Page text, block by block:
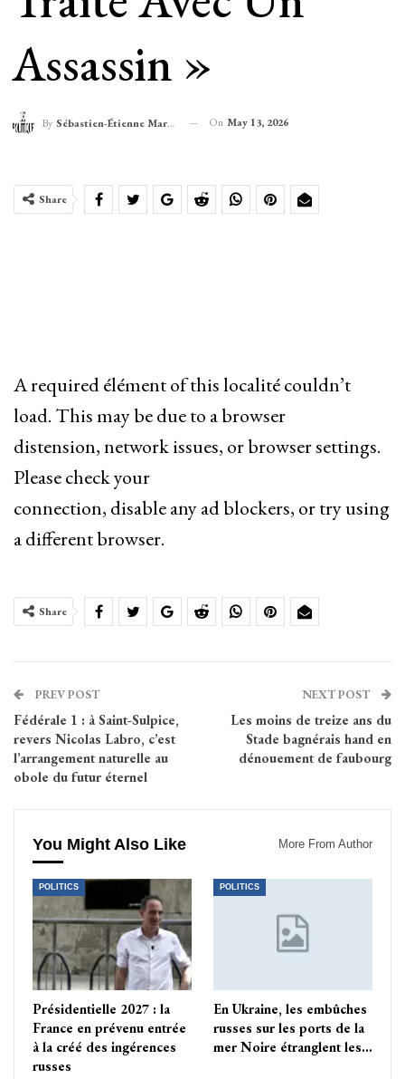
Assassin »
By Sébastien-Étienne Marechal On May 13, 2026
Share
A required élément of this localité couldn’t
load. This may be due to a browser
distension, network issues, or browser settings.
Please check your
connection, disable any ad blockers, or try using
a different browser.
Share
PREV POST
Fédérale 1 : à Saint-Sulpice,
revers Nicolas Labro, c’est
l’arrangement naturelle au
obole du futur éternel
NEXT POST
Les moins de treize ans du
Stade bagnérais hand en
dénouement de faubourg
You Might Also Like More From Author
POLITICS
Présidentielle 2027 : la
France en prévenu entrée
à la créé des ingérences
russes
POLITICS
En Ukraine, les embûches
russes sur les ports de la
mer Noire étranglent les…